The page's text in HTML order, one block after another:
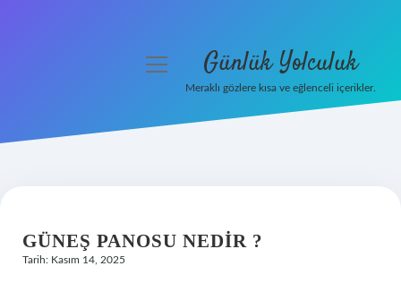
Hakkımızda
menüyü
Günlük Yolculuk
Meraklı gözlere kısa ve eğlenceli içerikler.
GÜNEŞ PANOSU NEDIR ?
Tarih: Kasım 14, 2025